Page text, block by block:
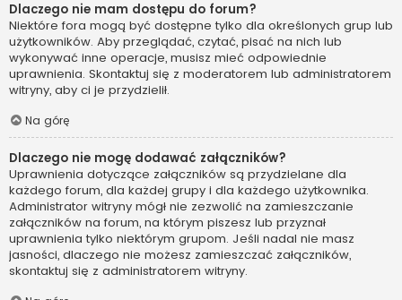
Dlaczego nie mam dostępu do forum?
Niektóre fora mogą być dostępne tylko dla określonych grup lub
użytkowników. Aby przeglądać, czytać, pisać na nich lub
wykonywać inne operacje, musisz mieć odpowiednie
uprawnienia. Skontaktuj się z moderatorem lub administratorem
witryny, aby ci je przydzielił.
Na górę
Dlaczego nie mogę dodawać załączników?
Uprawnienia dotyczące załączników są przydzielane dla
każdego forum, dla każdej grupy i dla każdego użytkownika.
Administrator witryny mógł nie zezwolić na zamieszczanie
załączników na forum, na którym piszesz lub przyznał
uprawnienia tylko niektórym grupom. Jeśli nadal nie masz
jasności, dlaczego nie możesz zamieszczać załączników,
skontaktuj się z administratorem witryny.